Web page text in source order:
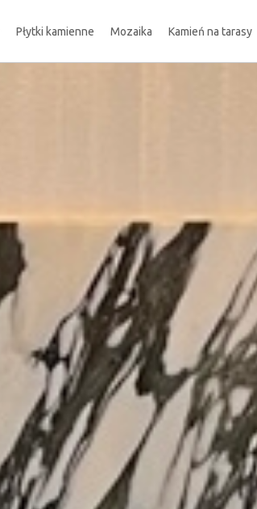
Płytki kamienne Mozaika Kamień na tarasy